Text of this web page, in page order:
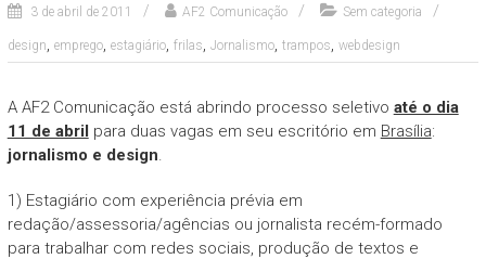
3 de abril de 2011 AF2 Comunicação Sem categoria
design, emprego, estagiário, frilas, Jornalismo, trampos, webdesign
A AF2 Comunicação está abrindo processo seletivo até o dia
11 de abril para duas vagas em seu escritório em Brasília:
jornalismo e design.
1) Estagiário com experiência prévia em
redação/assessoria/agências ou jornalista recém-formado
para trabalhar com redes sociais, produção de textos e